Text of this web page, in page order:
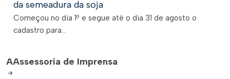
da semeadura da soja
Começou no dia 1º e segue até o dia 31 de agosto o
cadastro para...
AAssessoria de Imprensa